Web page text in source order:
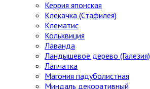
Керрия японская
Клекачка (Стафилея)
Клематис
Кольквиция
Лаванда
Ландышевое дерево (Галезия)
Лапчатка
Магония падуболистная
Миндаль декоративный